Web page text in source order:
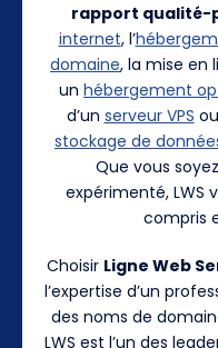
rapport qualité-
internet, l’
domaine, la mise en
un hébergement
d’un serveur VPS
stockage de
Que vous
expérimenté, LWS
compris
Choisir Ligne Web
l’expertise d’un
des noms de
LWS est l’un des